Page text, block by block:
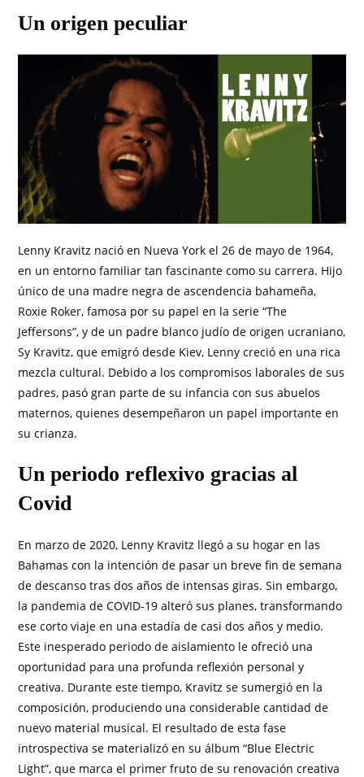
Un origen peculiar
Lenny Kravitz nació en Nueva York el 26 de mayo de 1964,
en un entorno familiar tan fascinante como su carrera. Hijo
único de una madre negra de ascendencia bahameña,
Roxie Roker, famosa por su papel en la serie “The
Jeffersons”, y de un padre blanco judío de origen ucraniano,
Sy Kravitz, que emigró desde Kiev, Lenny creció en una rica
mezcla cultural. Debido a los compromisos laborales de sus
padres, pasó gran parte de su infancia con sus abuelos
maternos, quienes desempeñaron un papel importante en
su crianza.
Un periodo reflexivo gracias al
Covid
En marzo de 2020, Lenny Kravitz llegó a su hogar en las
Bahamas con la intención de pasar un breve fin de semana
de descanso tras dos años de intensas giras. Sin embargo,
la pandemia de COVID-19 alteró sus planes, transformando
ese corto viaje en una estadía de casi dos años y medio.
Este inesperado periodo de aislamiento le ofreció una
oportunidad para una profunda reflexión personal y
creativa. Durante este tiempo, Kravitz se sumergió en la
composición, produciendo una considerable cantidad de
nuevo material musical. El resultado de esta fase
introspectiva se materializó en su álbum “Blue Electric
Light”, que marca el primer fruto de su renovación creativa